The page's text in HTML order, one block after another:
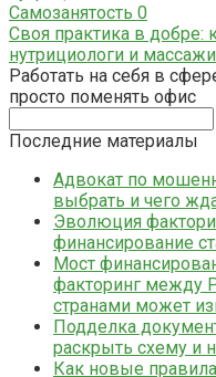
Самозанятость 0
Своя практика в добре:
нутрициологи и
Работать на себя в
просто поменять офис
Последние материалы
Адвокат по
выбрать и чего
Эволюция
финансирование
Мост
факторинг между
странами может
Подделка
раскрыть схему и
Как новые